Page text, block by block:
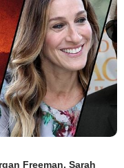
Freeman, Sarah